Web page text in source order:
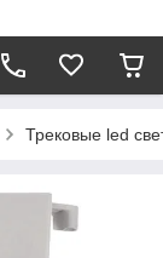
Трековые led